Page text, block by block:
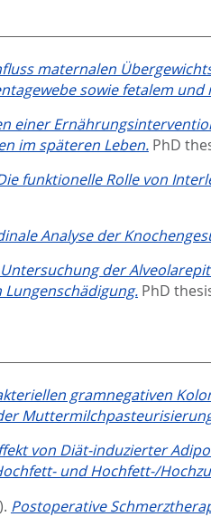
maternalen
sowie fetalem
einer
im späteren Leben. PhD
funktionelle Rolle von
Analyse der
Untersuchung der
PhD
gramnegativen
von Diät-induzierter
und Hochfett-/
Postoperative